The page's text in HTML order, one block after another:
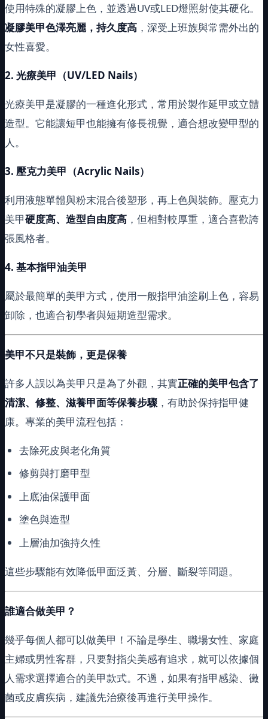
使用特殊的凝膠上色，並透過UV或LED燈照射使其硬化。
凝膠美甲色澤亮麗，持久度高 ，深受上班族與常需外出的
女性喜愛。
2. 光療美甲（UV/LED Nails）
光療美甲是凝膠的一種進化形式，常用於製作延甲或立體
造型。它能讓短甲也能擁有修長視覺，適合想改變甲型的
人。
3. 壓克力美甲（Acrylic Nails）
利用液態單體與粉末混合後塑形，再上色與裝飾。壓克力
美甲硬度高、造型自由度高 ，但相對較厚重，適合喜歡誇
張風格者。
4. 基本指甲油美甲
屬於最簡單的美甲方式，使用一般指甲油塗刷上色，容易
卸除，也適合初學者與短期造型需求。
美甲不只是裝飾，更是保養
許多人誤以為美甲只是為了外觀，其實正確的美甲包含了
清潔、修整、滋養甲面等保養步驟 ，有助於保持指甲健
康。專業的美甲流程包括：
去除死皮與老化角質
修剪與打磨甲型
上底油保護甲面
塗色與造型
上層油加強持久性
這些步驟能有效降低甲面泛黃、分層、斷裂等問題。
誰適合做美甲？
幾乎每個人都可以做美甲！不論是學生、職場女性、家庭
主婦或男性客群，只要對指尖美感有追求，就可以依據個
人需求選擇適合的美甲款式。不過，如果有指甲感染、黴
菌或皮膚疾病，建議先治療後再進行美甲操作。